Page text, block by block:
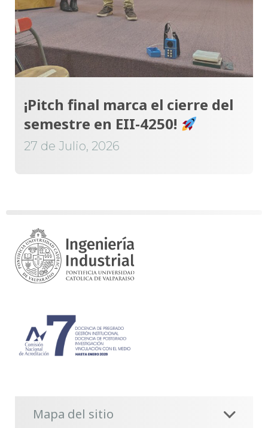
¡Pitch final marca el cierre del
semestre en EII-4250!
27 de Julio, 2026
Mapa del sitio